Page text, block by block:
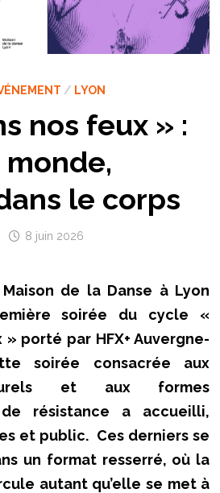
/ LYON
nos feux » :
monde,
le corps
8 juin 2026
de la Danse à Lyon
soirée du cycle «
porté par HFX+ Auvergne-
soirée consacrée aux
et aux formes
de résistance a accueilli,
et public. Ces derniers se
un format resserré, où la
autant qu’elle se met à